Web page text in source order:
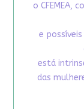
o CFEMEA,
e
está
das